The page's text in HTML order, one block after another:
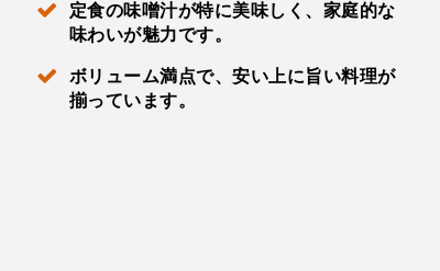
定食の味噌汁が特に美味しく、家庭的な
味わいが魅力です。
ボリューム満点で、安い上に旨い料理が
揃っています。